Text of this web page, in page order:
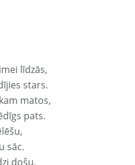
līdzās,
stars.
matos,
pats.
sāc.
došu,